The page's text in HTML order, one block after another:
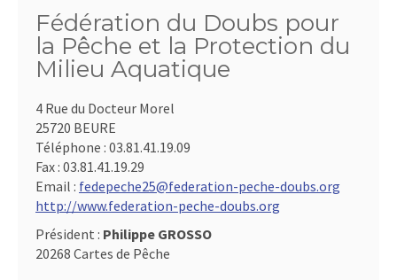
Fédération du Doubs pour
la Pêche et la Protection du
Milieu Aquatique
4 Rue du Docteur Morel
25720 BEURE
Téléphone : 03.81.41.19.09
Fax : 03.81.41.19.29
Email : fedepeche25@federation-peche-doubs.org
http://www.federation-peche-doubs.org
Président : Philippe GROSSO
20268 Cartes de Pêche